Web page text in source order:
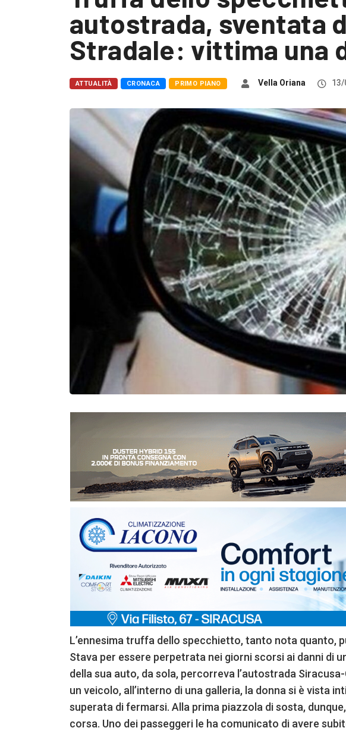
autostrada, sventata
Stradale: vittima una
ATTUALITÀ CRONACA PRIMO PIANO Vella Oriana 13/
L’ennesima truffa dello specchietto, tanto nota quanto,
Stava per essere perpetrata nei giorni scorsi ai danni di
della sua auto, da sola, percorreva l’autostrada
un veicolo, all’interno di una galleria, la donna si è vista
superata di fermarsi. Alla prima piazzola di sosta,
corsa. Uno dei passeggeri le ha comunicato di avere